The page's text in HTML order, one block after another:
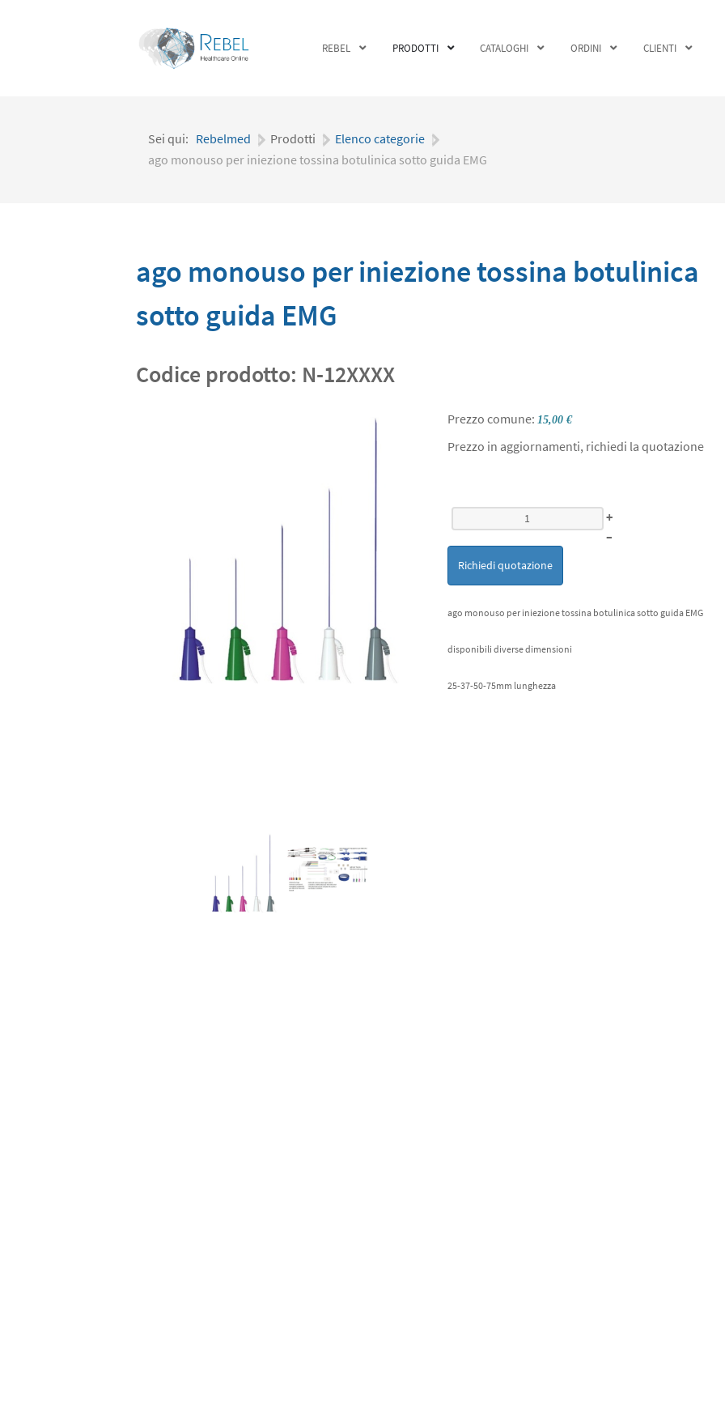
REBEL PRODOTTI CATALOGHI ORDINI CLIENTI
Sei qui: Rebelmed | Prodotti | Elenco categorie |
ago monouso per iniezione tossina botulinica sotto guida EMG
ago monouso per iniezione tossina botulinica
sotto guida EMG
Codice prodotto: N-12XXXX
Prezzo comune: 15,00 €
Prezzo in aggiornamenti, richiedi la quotazione
+
–
Richiedi quotazione
ago monouso per iniezione tossina botulinica sotto guida EMG
disponibili diverse dimensioni
25-37-50-75mm lunghezza